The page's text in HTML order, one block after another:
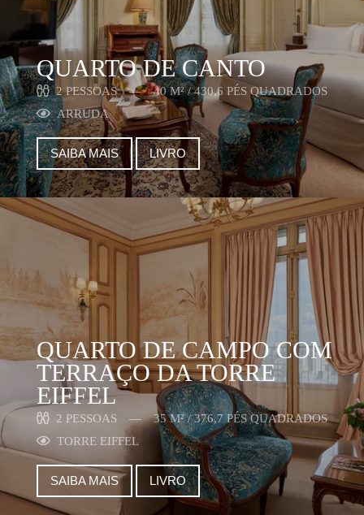
QUARTO DE CANTO
2 PESSOAS
40 M² / 430,6 PÉS QUADRADOS
ARRUDA
SAIBA MAIS LIVRO
QUARTO DE CAMPO COM
TERRAÇO DA TORRE
EIFFEL
2 PESSOAS
35 M² / 376,7 PÉS QUADRADOS
TORRE EIFFEL
SAIBA MAIS LIVRO